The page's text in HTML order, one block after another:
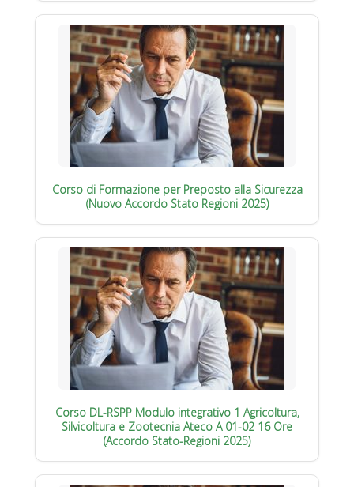
Corso di Formazione per Preposto alla Sicurezza
(Nuovo Accordo Stato Regioni 2025)
Corso DL-RSPP Modulo integrativo 1 Agricoltura,
Silvicoltura e Zootecnia Ateco A 01-02 16 Ore
(Accordo Stato-Regioni 2025)